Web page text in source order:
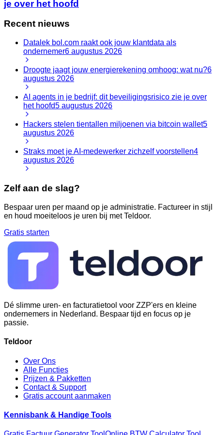
je over het hoofd
Recent nieuws
Datalek bol.com raakt ook jouw klantdata als
ondernemer6 augustus 2026
Droogte jaagt jouw energierekening omhoog: wat nu?6
augustus 2026
AI agents in je bedrijf: dit beveiligingsrisico zie je over
het hoofd5 augustus 2026
Hackers stelen tientallen miljoenen via bitcoin wallet5
augustus 2026
Straks moet je AI-medewerker zichzelf voorstellen4
augustus 2026
Zelf aan de slag?
Bespaar uren per maand op je administratie. Factureer in stijl
en houd moeiteloos je uren bij met Teldoor.
Gratis starten
Dé slimme uren- en facturatietool voor ZZP'ers en kleine
ondernemers in Nederland. Bespaar tijd en focus op je
passie.
Teldoor
Over Ons
Alle Functies
Prijzen & Pakketten
Contact & Support
Gratis account aanmaken
Kennisbank & Handige Tools